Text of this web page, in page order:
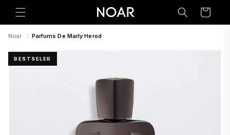
na
Korpa
Noar / Parfums De Marly Herod
BESTSELER